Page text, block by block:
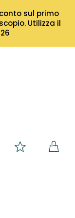
sul primo
Utilizza il